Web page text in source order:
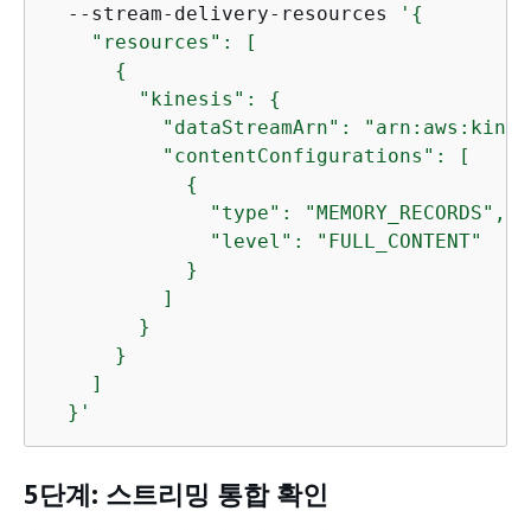
  --stream-delivery-resources
' {
    "resources": [
{
        "kinesis":
{
"dataStreamArn":
          "contentConfigurations": [
{
              "type": "MEMORY_RECORDS",
              "level": "FULL_CONTENT"
            }
          ]
        }
      }
    ]
  }'
5단계: 스트리밍 통합 확인